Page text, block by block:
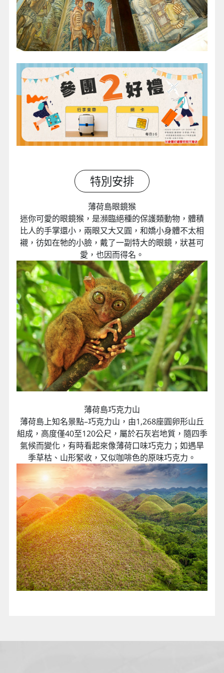
特別安排
薄荷島眼鏡猴
迷你可愛的眼鏡猴，是瀕臨絕種的保護類動物，體積
比人的手掌還小，兩眼又大又圓，和嬌小身體不太相
襯，彷如在牠的小臉，戴了一副特大的眼鏡，狀甚可
愛，也因而得名。
薄荷島巧克力山
薄荷島上知名景點–巧克力山，由1,268座圓卵形山丘
組成，高度僅40至120公尺，屬於石灰岩地質，隨四季
氣候而變化，有時看起來像薄荷口味巧克力；如遇旱
季草枯、山形緊收，又似咖啡色的原味巧克力。